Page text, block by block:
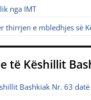
nga IMT
thirrjen e mbledhjes së
të Këshillit
Bashkiak Nr. 63